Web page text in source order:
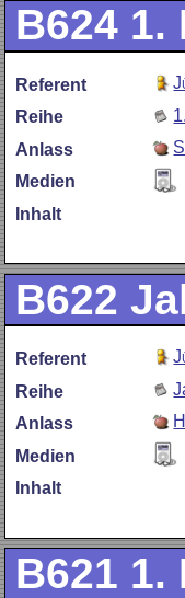
B624 1.
Referent
Reihe
Anlass
Medien
Inhalt
B622
Referent
Reihe
Anlass
Medien
Inhalt
B621 1.